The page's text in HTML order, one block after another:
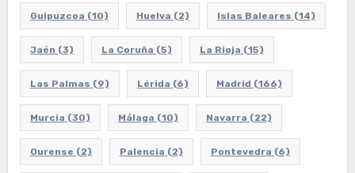
Guipuzcoa (10) Huelva (2) Islas Baleares (14)
Jaén (3) La Coruña (5) La Rioja (15)
Las Palmas (9) Lérida (6) Madrid (166)
Murcia (30) Málaga (10) Navarra (22)
Ourense (2) Palencia (2) Pontevedra (6)